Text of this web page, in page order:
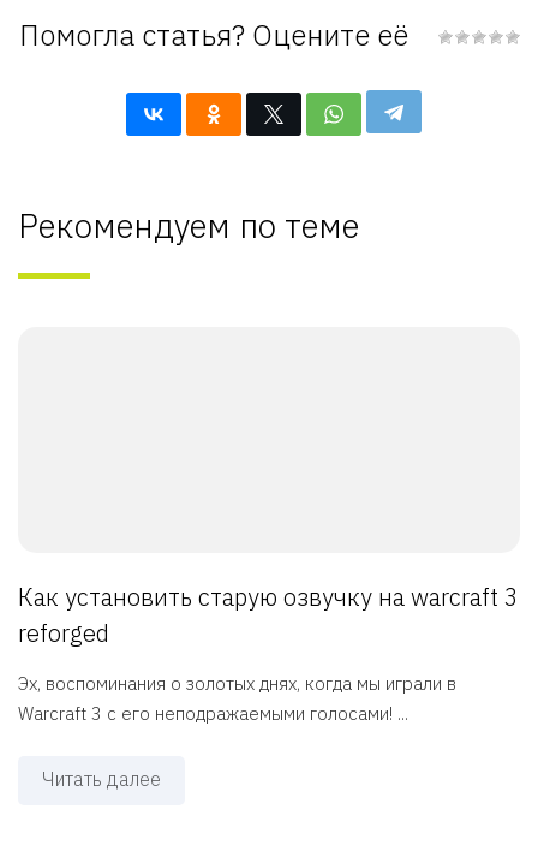
Помогла статья? Оцените её
Рекомендуем по теме
Как установить старую озвучку на warcraft 3
reforged
Эх, воспоминания о золотых днях, когда мы играли в
Warcraft 3 с его неподражаемыми голосами! ...
Читать далее